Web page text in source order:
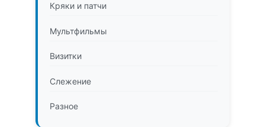
Кряки и патчи
Мультфильмы
Визитки
Слежение
Разное